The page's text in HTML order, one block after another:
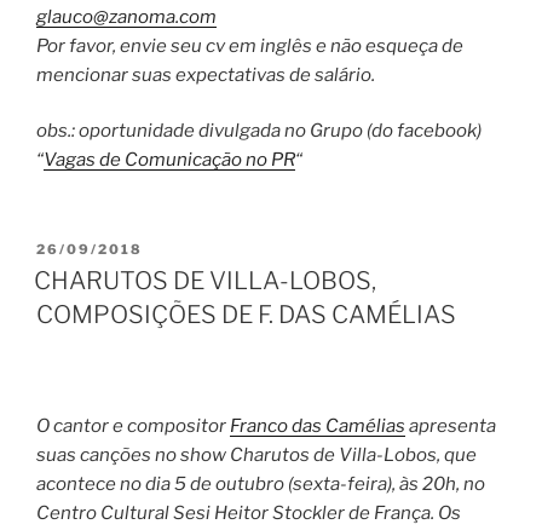
glauco@zanoma.com
Por favor, envie seu cv em inglês e não esqueça de
mencionar suas expectativas de salário.
obs.: oportunidade divulgada no Grupo (do facebook)
“Vagas de Comunicação no PR“
PUBLICADO
EM
26/09/2018
CHARUTOS DE VILLA-LOBOS,
COMPOSIÇÕES DE F. DAS CAMÉLIAS
O cantor e compositor Franco das Camélias apresenta
suas canções no show Charutos de Villa-Lobos, que
acontece no dia 5 de outubro (sexta-feira), às 20h, no
Centro Cultural Sesi Heitor Stockler de França. Os